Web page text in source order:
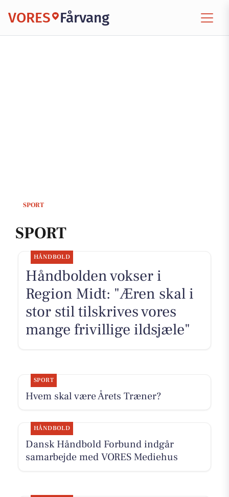
VORES Fårvang
SPORT
SPORT
HÅNDBOLD
Håndbolden vokser i
Region Midt: "Æren skal i
stor stil tilskrives vores
mange frivillige ildsjæle"
SPORT
Hvem skal være Årets Træner?
HÅNDBOLD
Dansk Håndbold Forbund indgår
samarbejde med VORES Mediehus